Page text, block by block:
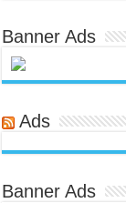
Banner Ads
Ads
Banner Ads